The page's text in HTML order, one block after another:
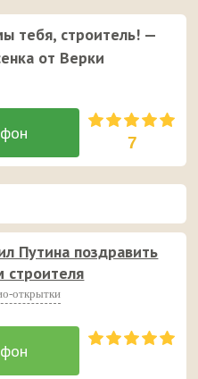
тебя, строитель! —
от Верки
7
Путина поздравить
строителя
открытки